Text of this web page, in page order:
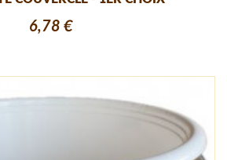
6,78 €